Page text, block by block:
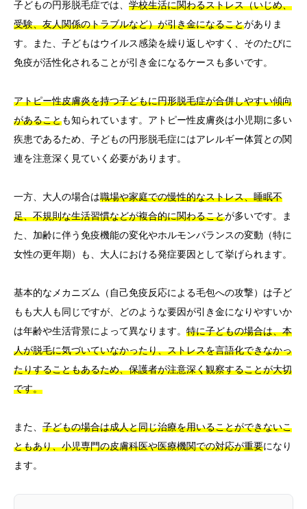
子どもの円形脱毛症では、 学校生活に関わるストレス（いじめ、
受験、友人関係のトラブルなど）が引き金になることがありま
す。また、子どもはウイルス感染を繰り返しやすく、そのたびに
免疫が活性化されることが引き金になるケースも多いです。
アトピー性皮膚炎を持つ子どもに円形脱毛症が合併しやすい傾向
があることも知られています。アトピー性皮膚炎は小児期に多い
疾患であるため、子どもの円形脱毛症にはアレルギー体質との関
連を注意深く見ていく必要があります。
一方、大人の場合は職場や家庭での慢性的なストレス、睡眠不
足、不規則な生活習慣などが複合的に関わることが多いです。ま
た、加齢に伴う免疫機能の変化やホルモンバランスの変動（特に
女性の更年期）も、大人における発症要因として挙げられます。
基本的なメカニズム（自己免疫反応による毛包への攻撃）は子ど
もも大人も同じですが、どのような要因が引き金になりやすいか
は年齢や生活背景によって異なります。 特に子どもの場合は、本
人が脱毛に気づいていなかったり、ストレスを言語化できなかっ
たりすることもあるため、保護者が注意深く観察することが大切
です。
また、 子どもの場合は成人と同じ治療を用いることができないこ
ともあり、小児専門の皮膚科医や医療機関での対応が重要になり
ます。